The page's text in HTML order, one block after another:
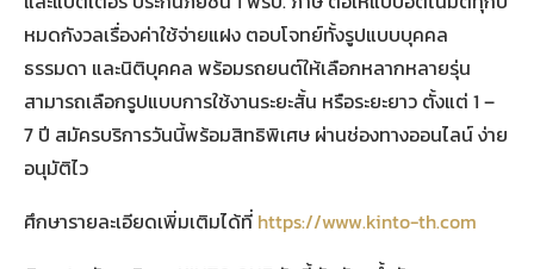
หมดกังวลเรื่องค่าใช้จ่ายแฝง ตอบโจทย์ทั้งรูปแบบบุคคล
ธรรมดา และนิติบุคคล พร้อมรถยนต์ให้เลือกหลากหลายรุ่น
สามารถเลือกรูปแบบการใช้งานระยะสั้น หรือระยะยาว ตั้งแต่ 1 –
7 ปี สมัครบริการวันนี้พร้อมสิทธิพิเศษ ผ่านช่องทางออนไลน์ ง่าย
อนุมัติไว
ศึกษารายละเอียดเพิ่มเติมได้ที่ https://www.kinto-th.com